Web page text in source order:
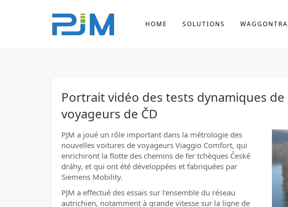
HOME SOLUTIONS
Portrait vidéo des tests dynamiques
voyageurs de ČD
PJM a joué un rôle important dans la métrologie des
nouvelles voitures de voyageurs Viaggio Comfort, qui
enrichiront la flotte des chemins de fer tchèques České
dráhy, et qui ont été développées et fabriquées par
Siemens Mobility.
PJM a effectué des essais sur l'ensemble du réseau
autrichien, notamment à grande vitesse sur la ligne de